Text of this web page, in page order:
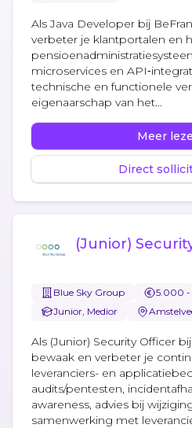
Als Java Developer bij
verbeter je klantportalen en
microservices en
technische en functionele
eigenaarschap van het...
Meer
Direct
(Junior)
Blue Sky Group
5.000
Junior, Medior
Als (Junior) Security Officer
bewaak en verbeter je
leveranciers- en
audits/pentesten,
awareness, advies bij
samenwerking met